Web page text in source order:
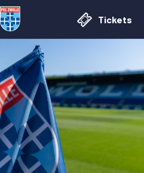
Tickets